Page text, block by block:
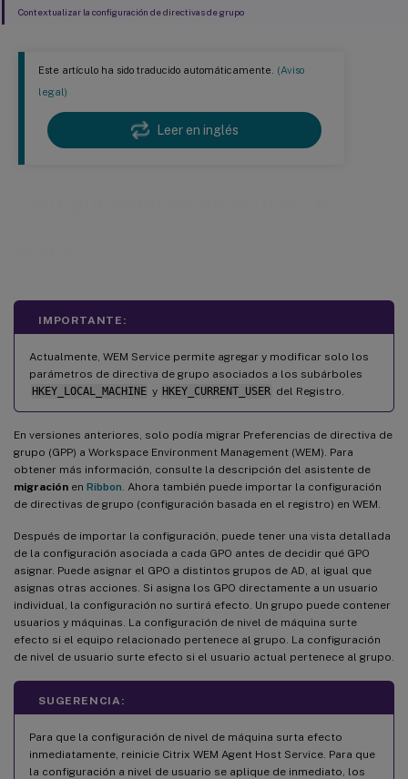
Este artículo ha sido traducido automáticamente. (Aviso
legal)
Leer en inglés
IMPORTANTE:
Actualmente, WEM Service permite agregar y modificar solo los
parámetros de directiva de grupo asociados a los subárboles
HKEY_LOCAL_MACHINE y HKEY_CURRENT_USER del Registro.
En versiones anteriores, solo podía migrar Preferencias de directiva de
grupo (GPP) a Workspace Environment Management (WEM). Para
obtener más información, consulte la descripción del asistente de
migración en Ribbon . Ahora también puede importar la configuración
de directivas de grupo (configuración basada en el registro) en WEM.
Después de importar la configuración, puede tener una vista detallada
de la configuración asociada a cada GPO antes de decidir qué GPO
asignar. Puede asignar el GPO a distintos grupos de AD, al igual que
asignas otras acciones. Si asigna los GPO directamente a un usuario
individual, la configuración no surtirá efecto. Un grupo puede contener
usuarios y máquinas. La configuración de nivel de máquina surte
efecto si el equipo relacionado pertenece al grupo. La configuración
de nivel de usuario surte efecto si el usuario actual pertenece al grupo.
SUGERENCIA:
Para que la configuración de nivel de máquina surta efecto
inmediatamente, reinicie Citrix WEM Agent Host Service. Para que
la configuración a nivel de usuario se aplique de inmediato, los
Contextualizar la configuración de directivas de grupo